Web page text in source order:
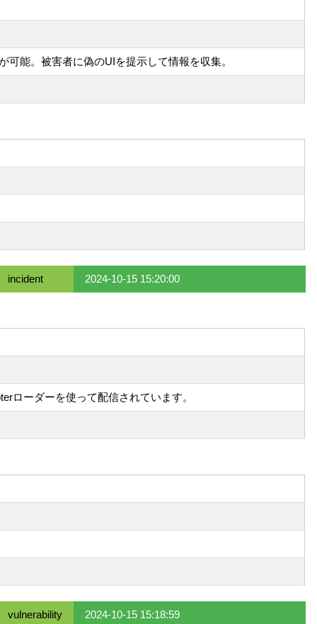
能。被害者に偽のUIを提示して情報を収集。
incident 2024-10-15 15:20:00
ローダーを使って配信されています。
vulnerability 2024-10-15 15:18:59